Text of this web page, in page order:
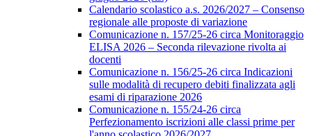
Calendario scolastico a.s. 2026/2027 – Consenso
regionale alle proposte di variazione
Comunicazione n. 157/25-26 circa Monitoraggio
ELISA 2026 – Seconda rilevazione rivolta ai
docenti
Comunicazione n. 156/25-26 circa Indicazioni
sulle modalità di recupero debiti finalizzata agli
esami di riparazione 2026
Comunicazione n. 155/24-26 circa
Perfezionamento iscrizioni alle classi prime per